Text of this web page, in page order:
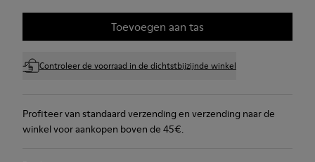
Toevoegen aan tas
Controleer de voorraad in de dichtstbijzijnde winkel
Profiteer van standaard verzending en verzending naar de
winkel voor aankopen boven de 45€.